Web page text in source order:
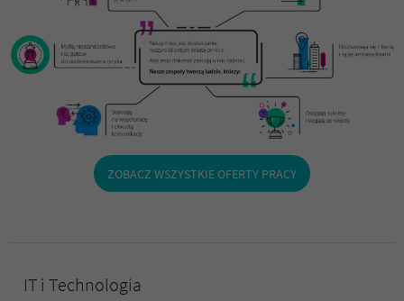
ZOBACZ WSZYSTKIE OFERTY PRACY
IT i Technologia